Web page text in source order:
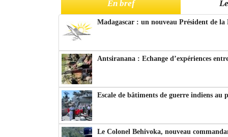
En bref
Madagascar : un nouveau Président de
Antsiranana : Echange d’expériences
Escale de bâtiments de guerre indiens au
Le Colonel Behivoka, nouveau